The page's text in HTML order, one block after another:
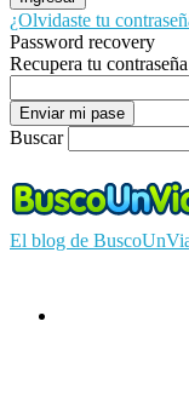
¿Olvidaste tu
Password recovery
Recupera tu contraseña
Buscar
El blog de